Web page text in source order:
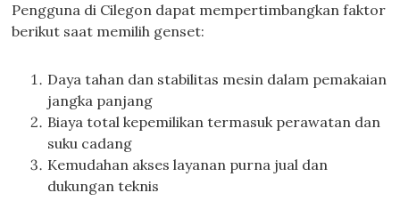
Pengguna di Cilegon dapat mempertimbangkan faktor
berikut saat memilih genset:
Daya tahan dan stabilitas mesin dalam pemakaian
jangka panjang
Biaya total kepemilikan termasuk perawatan dan
suku cadang
Kemudahan akses layanan purna jual dan
dukungan teknis